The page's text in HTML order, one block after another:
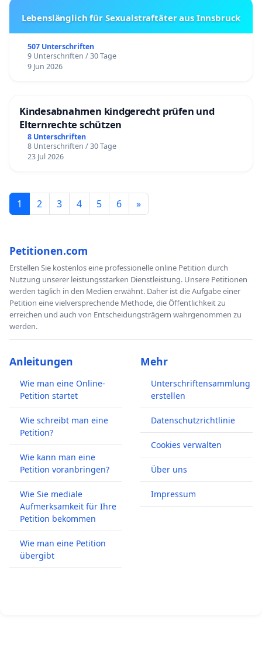
Lebenslänglich für Sexualstraftäter aus Innsbruck
507 Unterschriften
9 Unterschriften / 30 Tage
9 Jun 2026
Kindesabnahmen kindgerecht prüfen und
Elternrechte schützen
8 Unterschriften
8 Unterschriften / 30 Tage
23 Jul 2026
1 2 3 4 5 6 »
Petitionen.com
Erstellen Sie kostenlos eine professionelle online Petition durch
Nutzung unserer leistungsstarken Dienstleistung. Unsere Petitionen
werden täglich in den Medien erwähnt. Daher ist die Aufgabe einer
Petition eine vielversprechende Methode, die Öffentlichkeit zu
erreichen und auch von Entscheidungsträgern wahrgenommen zu
werden.
Anleitungen
Wie man eine Online-
Petition startet
Wie schreibt man eine
Petition?
Wie kann man eine
Petition voranbringen?
Wie Sie mediale
Aufmerksamkeit für Ihre
Petition bekommen
Wie man eine Petition
übergibt
Mehr
Unterschriftensammlung
erstellen
Datenschutzrichtlinie
Cookies verwalten
Über uns
Impressum